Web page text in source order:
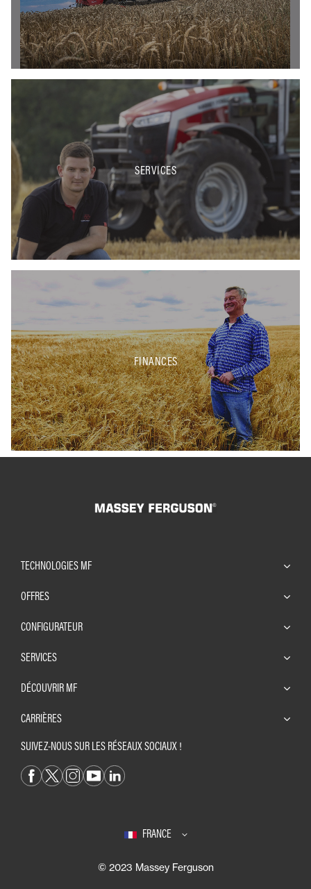
SERVICES
FINANCES
TECHNOLOGIES MF
OFFRES
CONFIGURATEUR
SERVICES
DÉCOUVRIR MF
CARRIÈRES
SUIVEZ-NOUS SUR LES RÉSEAUX SOCIAUX !
FRANCE
© 2023 Massey Ferguson